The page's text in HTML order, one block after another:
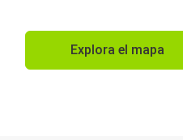
Explora el mapa